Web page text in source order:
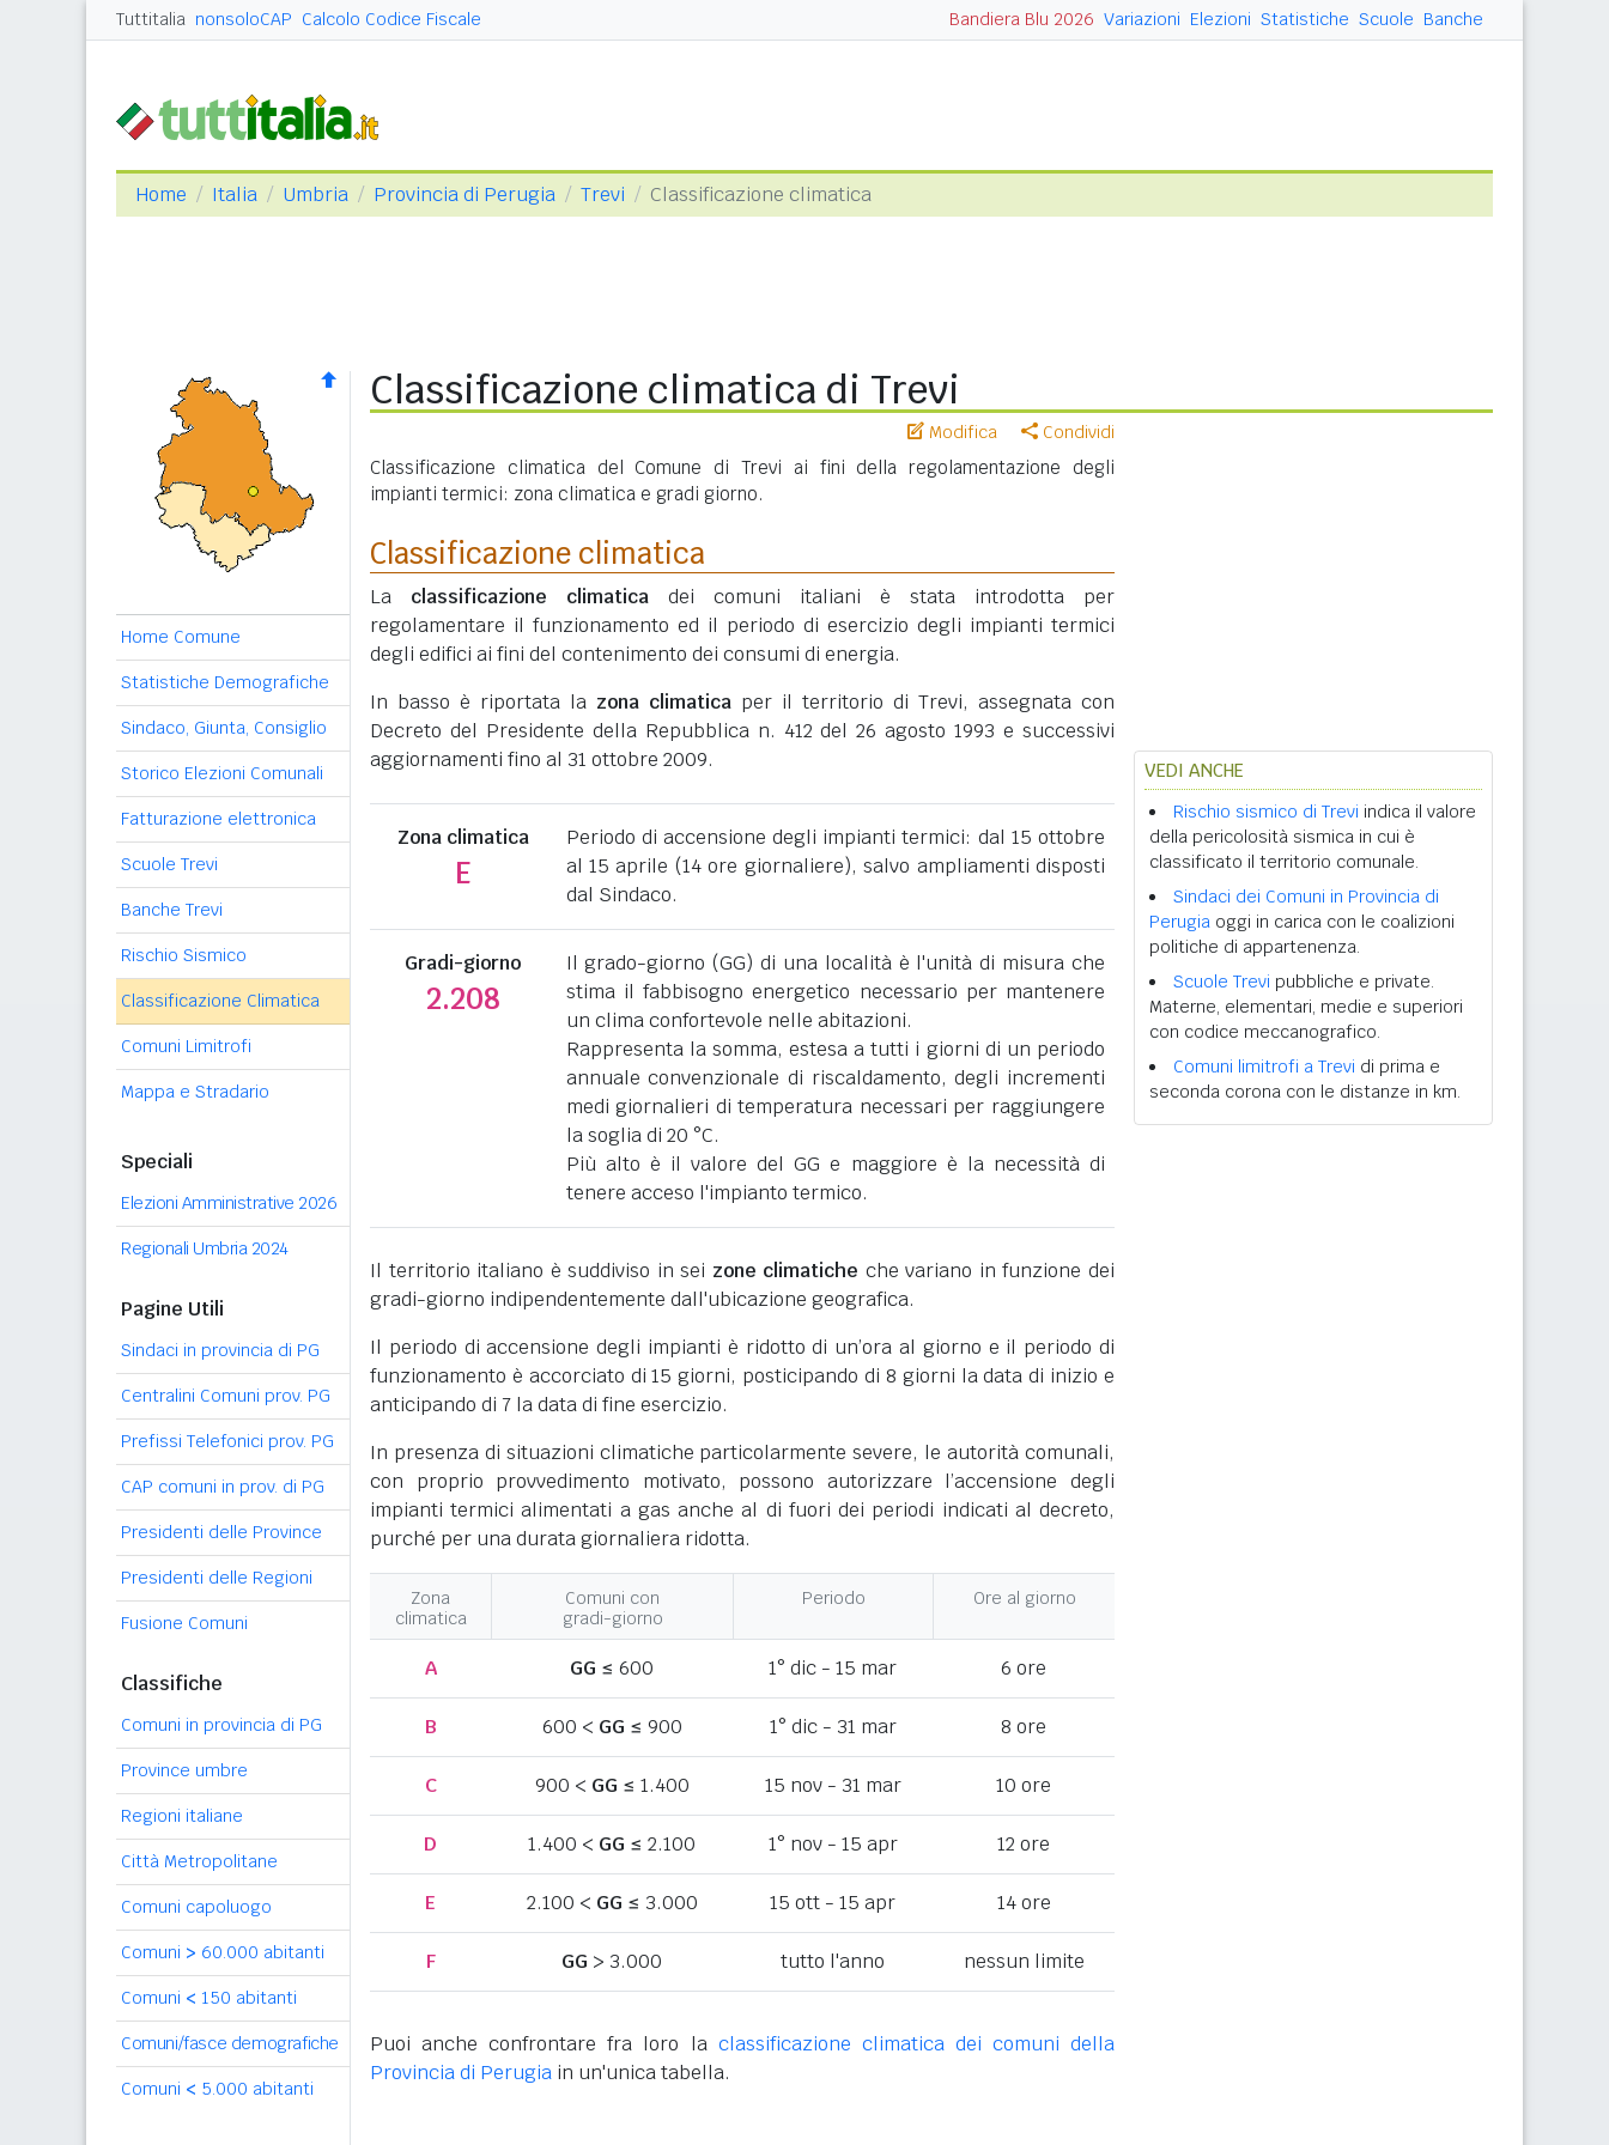
Tuttitalia nonsoloCAP Calcolo Codice Fiscale Bandiera Blu 2026 Variazioni Elezioni Statistiche Scuole Banche
Home Italia Umbria Provincia di Perugia Trevi Classificazione climatica
Home Comune
Statistiche Demografiche
Sindaco, Giunta, Consiglio
Storico Elezioni Comunali
Fatturazione elettronica
Scuole Trevi
Banche Trevi
Rischio Sismico
Classificazione Climatica
Comuni Limitrofi
Mappa e Stradario
Speciali
Elezioni Amministrative 2026
Regionali Umbria 2024
Pagine Utili
Sindaci in provincia di PG
Centralini Comuni prov. PG
Prefissi Telefonici prov. PG
CAP comuni in prov. di PG
Presidenti delle Province
Presidenti delle Regioni
Fusione Comuni
Classifiche
Comuni in provincia di PG
Province umbre
Regioni italiane
Città Metropolitane
Comuni capoluogo
Comuni > 60.000 abitanti
Comuni < 150 abitanti
Comuni/fasce demografiche
Comuni < 5.000 abitanti
Classificazione climatica di Trevi
Modifica Condividi
Classificazione climatica del Comune di Trevi ai fini della regolamentazione degli
impianti termici: zona climatica e gradi giorno.
Classificazione climatica
La classificazione climatica dei comuni italiani è stata introdotta per
regolamentare il funzionamento ed il periodo di esercizio degli impianti termici
degli edifici ai fini del contenimento dei consumi di energia.
In basso è riportata la zona climatica per il territorio di Trevi, assegnata con
Decreto del Presidente della Repubblica n. 412 del 26 agosto 1993 e successivi
aggiornamenti fino al 31 ottobre 2009.
Zona climatica
E
Periodo di accensione degli impianti termici: dal 15 ottobre
al 15 aprile (14 ore giornaliere), salvo ampliamenti disposti
dal Sindaco.
Gradi-giorno
2.208
Il grado-giorno (GG) di una località è l'unità di misura che
stima il fabbisogno energetico necessario per mantenere
un clima confortevole nelle abitazioni.
Rappresenta la somma, estesa a tutti i giorni di un periodo
annuale convenzionale di riscaldamento, degli incrementi
medi giornalieri di temperatura necessari per raggiungere
la soglia di 20 °C.
Più alto è il valore del GG e maggiore è la necessità di
tenere acceso l'impianto termico.
Il territorio italiano è suddiviso in sei zone climatiche che variano in funzione dei
gradi-giorno indipendentemente dall'ubicazione geografica.
Il periodo di accensione degli impianti è ridotto di un’ora al giorno e il periodo di
funzionamento è accorciato di 15 giorni, posticipando di 8 giorni la data di inizio e
anticipando di 7 la data di fine esercizio.
In presenza di situazioni climatiche particolarmente severe, le autorità comunali,
con proprio provvedimento motivato, possono autorizzare l’accensione degli
impianti termici alimentati a gas anche al di fuori dei periodi indicati al decreto,
purché per una durata giornaliera ridotta.
Zona
climatica
Comuni con
gradi-giorno
Periodo Ore al giorno
A GG ≤ 600 1° dic - 15 mar 6 ore
B 600 < GG ≤ 900 1° dic - 31 mar 8 ore
C 900 < GG ≤ 1.400 15 nov - 31 mar 10 ore
D 1.400 < GG ≤ 2.100 1° nov - 15 apr 12 ore
E 2.100 < GG ≤ 3.000 15 ott - 15 apr 14 ore
F GG > 3.000 tutto l'anno nessun limite
Puoi anche confrontare fra loro la classificazione climatica dei comuni della
Provincia di Perugia in un'unica tabella.
VEDI ANCHE
Rischio sismico di Trevi indica il valore
della pericolosità sismica in cui è
classificato il territorio comunale.
Sindaci dei Comuni in Provincia di
Perugia oggi in carica con le coalizioni
politiche di appartenenza.
Scuole Trevi pubbliche e private.
Materne, elementari, medie e superiori
con codice meccanografico.
Comuni limitrofi a Trevi di prima e
seconda corona con le distanze in km.